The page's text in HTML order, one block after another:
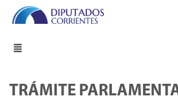
TRÁMITE